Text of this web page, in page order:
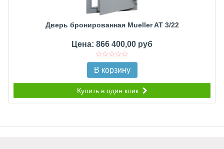
Дверь бронированная Mueller AT 3/22
Цена: 866 400,00 руб
В корзину
Купить в один клик